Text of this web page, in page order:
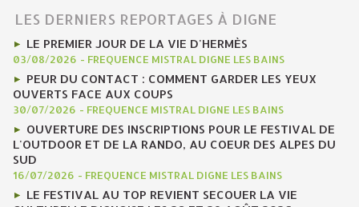
LES DERNIERS REPORTAGES À DIGNE
LE PREMIER JOUR DE LA VIE D'HERMÈS
03/08/2026 - FREQUENCE MISTRAL DIGNE LES BAINS
PEUR DU CONTACT : COMMENT GARDER LES YEUX
OUVERTS FACE AUX COUPS
30/07/2026 - FREQUENCE MISTRAL DIGNE LES BAINS
OUVERTURE DES INSCRIPTIONS POUR LE FESTIVAL DE
L'OUTDOOR ET DE LA RANDO, AU COEUR DES ALPES DU
SUD
16/07/2026 - FREQUENCE MISTRAL DIGNE LES BAINS
LE FESTIVAL AU TOP REVIENT SECOUER LA VIE